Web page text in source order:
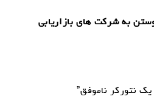
به شرکت های بازاریابی
نتورکر ناموفق”